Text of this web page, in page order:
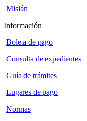
Misión
Información
Boleta de pago
Consulta de expedientes
Guía de trámites
Lugares de pago
Normas